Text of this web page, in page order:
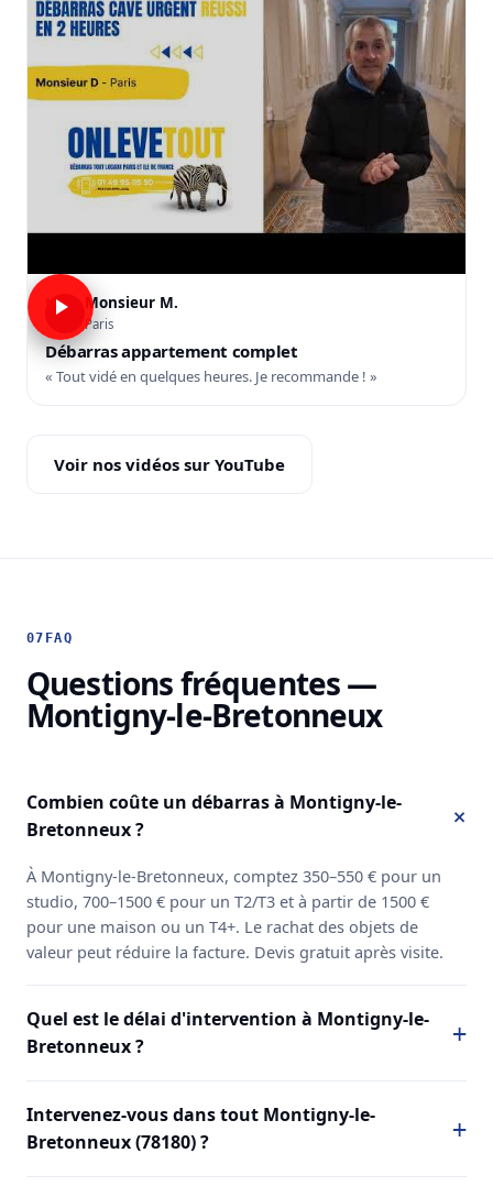
M Monsieur M.
Paris
Débarras appartement complet
« Tout vidé en quelques heures. Je recommande ! »
Voir nos vidéos sur YouTube
07 FAQ
Questions fréquentes —
Montigny-le-Bretonneux
Combien coûte un débarras à Montigny-le-
Bretonneux ?
À Montigny-le-Bretonneux, comptez 350–550 € pour un
studio, 700–1500 € pour un T2/T3 et à partir de 1500 €
pour une maison ou un T4+. Le rachat des objets de
valeur peut réduire la facture. Devis gratuit après visite.
Quel est le délai d'intervention à Montigny-le-
Bretonneux ?
Intervenez-vous dans tout Montigny-le-
Bretonneux (78180) ?